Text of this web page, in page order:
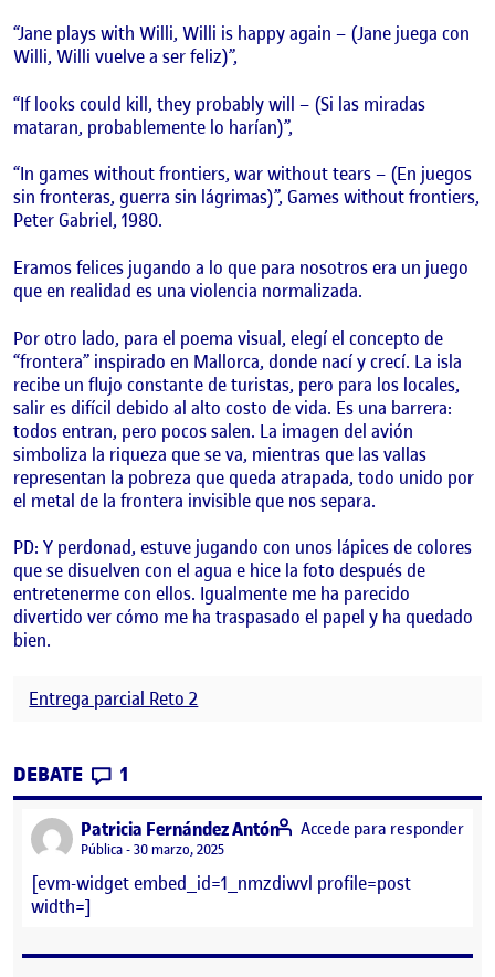
“Jane plays with Willi, Willi is happy again – (Jane juega con
Willi, Willi vuelve a ser feliz)”,
“If looks could kill, they probably will – (Si las miradas
mataran, probablemente lo harían)”,
“In games without frontiers, war without tears – (En juegos
sin fronteras, guerra sin lágrimas)”, Games without frontiers,
Peter Gabriel, 1980.
Eramos felices jugando a lo que para nosotros era un juego
que en realidad es una violencia normalizada.
Por otro lado, para el poema visual, elegí el concepto de
“frontera” inspirado en Mallorca, donde nací y crecí. La isla
recibe un flujo constante de turistas, pero para los locales,
salir es difícil debido al alto costo de vida. Es una barrera:
todos entran, pero pocos salen. La imagen del avión
simboliza la riqueza que se va, mientras que las vallas
representan la pobreza que queda atrapada, todo unido por
el metal de la frontera invisible que nos separa.
PD: Y perdonad, estuve jugando con unos lápices de colores
que se disuelven con el agua e hice la foto después de
entretenerme con ellos. Igualmente me ha parecido
divertido ver cómo me ha traspasado el papel y ha quedado
bien.
Entrega parcial Reto 2
DEBATE CONTRIBUTIONS
1
Patricia Fernández Antónsays:
Visibilidad:
Pública 30 marzo, 2025
[evm-widget embed_id=1_nmzdiwvl profile=post
width=]
Accede para responder